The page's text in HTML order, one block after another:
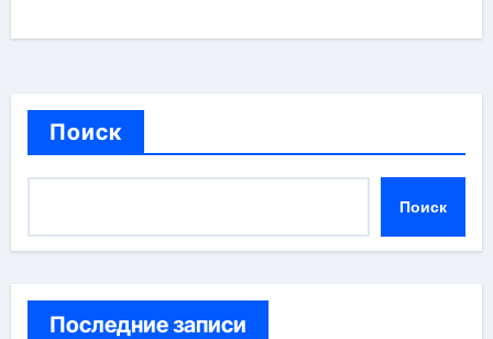
Поиск
Поиск
Последние записи